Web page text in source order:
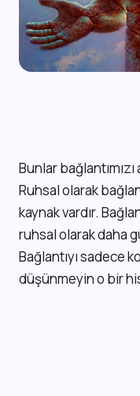
Bunlar
Ruhsal olarak
kaynak vardır.
ruhsal olarak daha
Bağlantıyı sadece
düşünmeyin o bir